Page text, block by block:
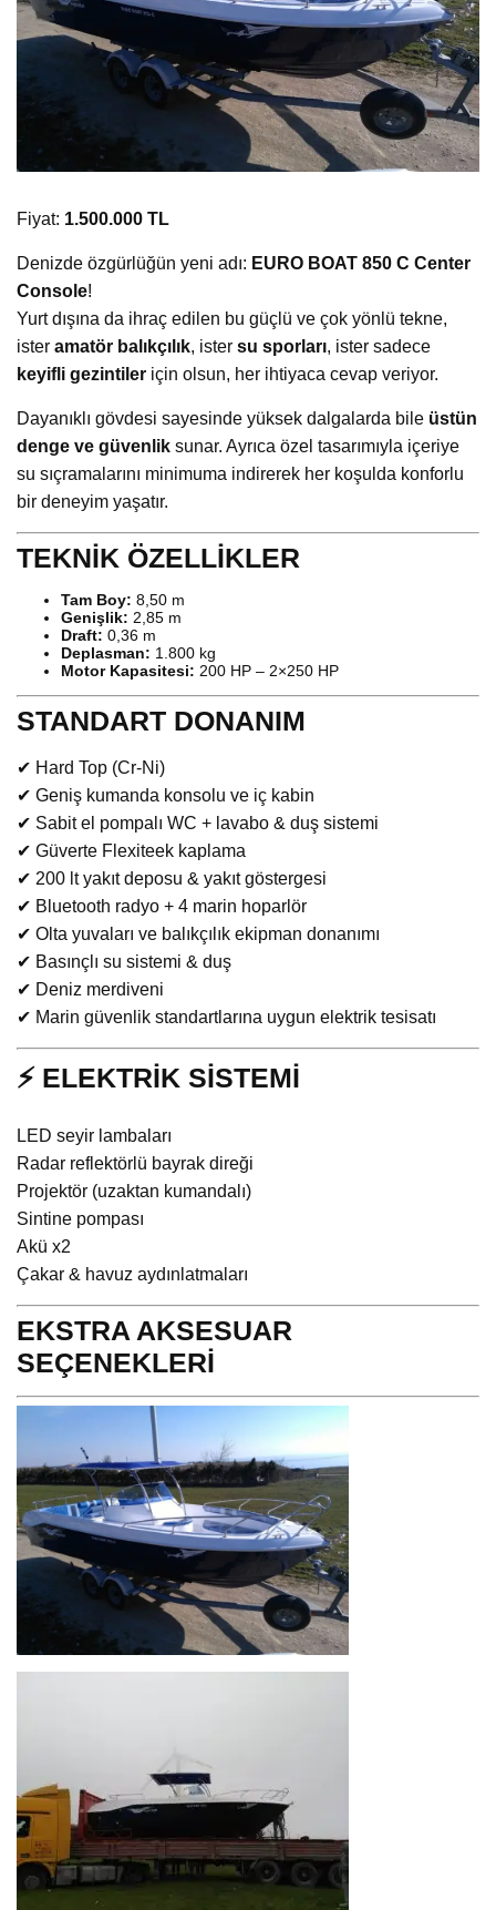
Fiyat: 1.500.000 TL
Denizde özgürlüğün yeni adı: EURO BOAT 850 C Center
Console!
Yurt dışına da ihraç edilen bu güçlü ve çok yönlü tekne,
ister amatör balıkçılık, ister su sporları, ister sadece
keyifli gezintiler için olsun, her ihtiyaca cevap veriyor.
Dayanıklı gövdesi sayesinde yüksek dalgalarda bile üstün
denge ve güvenlik sunar. Ayrıca özel tasarımıyla içeriye
su sıçramalarını minimuma indirerek her koşulda konforlu
bir deneyim yaşatır.
TEKNİK ÖZELLİKLER
Tam Boy: 8,50 m
Genişlik: 2,85 m
Draft: 0,36 m
Deplasman: 1.800 kg
Motor Kapasitesi: 200 HP – 2×250 HP
STANDART DONANIM
✔ Hard Top (Cr-Ni)
✔ Geniş kumanda konsolu ve iç kabin
✔ Sabit el pompalı WC + lavabo & duş sistemi
✔ Güverte Flexiteek kaplama
✔ 200 lt yakıt deposu & yakıt göstergesi
✔ Bluetooth radyo + 4 marin hoparlör
✔ Olta yuvaları ve balıkçılık ekipman donanımı
✔ Basınçlı su sistemi & duş
✔ Deniz merdiveni
✔ Marin güvenlik standartlarına uygun elektrik tesisatı
⚡ ELEKTRİK SİSTEMİ
LED seyir lambaları
Radar reflektörlü bayrak direği
Projektör (uzaktan kumandalı)
Sintine pompası
Akü x2
Çakar & havuz aydınlatmaları
EKSTRA AKSESUAR
SEÇENEKLERİ